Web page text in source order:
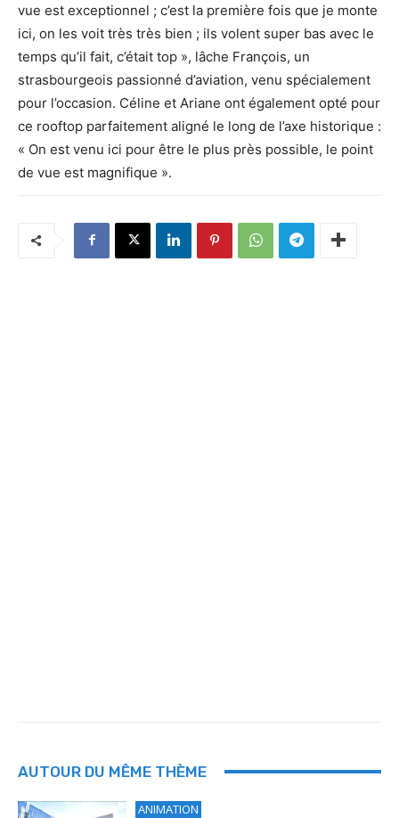
vue est exceptionnel ; c’est la première fois que je monte
ici, on les voit très très bien ; ils volent super bas avec le
temps qu’il fait, c’était top », lâche François, un
strasbourgeois passionné d’aviation, venu spécialement
pour l’occasion. Céline et Ariane ont également opté pour
ce rooftop parfaitement aligné le long de l’axe historique :
« On est venu ici pour être le plus près possible, le point
de vue est magnifique ».
AUTOUR DU MÊME THÈME
ANIMATION